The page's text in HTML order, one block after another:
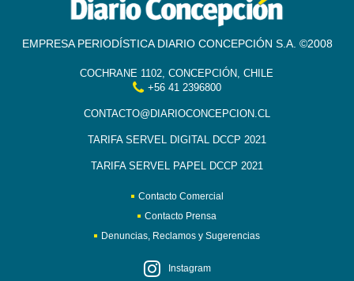
EMPRESA PERIODÍSTICA DIARIO CONCEPCIÓN S.A. ©2008
COCHRANE 1102, CONCEPCIÓN, CHILE
+56 41 2396800
CONTACTO@DIARIOCONCEPCION.CL
TARIFA SERVEL DIGITAL DCCP 2021
TARIFA SERVEL PAPEL DCCP 2021
Contacto Comercial
Contacto Prensa
Denuncias, Reclamos y Sugerencias
Instagram